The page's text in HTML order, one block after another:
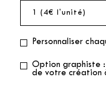
Personnaliser
Option graphiste
de votre création